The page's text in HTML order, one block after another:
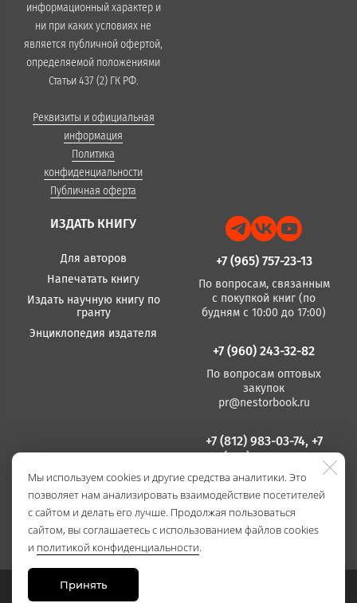
информационный характер и
ни при каких условиях не
является публичной офертой,
определяемой положениями
Статьи 437 (2) ГК РФ.
Реквизиты и официальная
информация
Политика
конфиденциальности
Публичная оферта
ИЗДАТЬ КНИГУ
Для авторов
Напечатать книгу
Издать научную книгу по
гранту
Энциклопедия издателя
+7 (965) 757-23-13
По вопросам, связанным
с покупкой книг (по
будням с 10:00 до 17:00)
+7 (960) 243-32-82
По вопросам оптовых
закупок
pr@nestorbook.ru
+7 (812) 983-03-74, +7
(812) 235 15 86
По вопросам издания
книг
(по будням с 10:00 до
17:00)
Мы используем cookies и другие средства аналитики. Это
позволяет нам анализировать взаимодействие посетителей
с сайтом и делать его лучше. Продолжая пользоваться
сайтом, вы соглашаетесь с использованием файлов cookies
и политикой конфиденциальности.
Принять
Сайт разработан в